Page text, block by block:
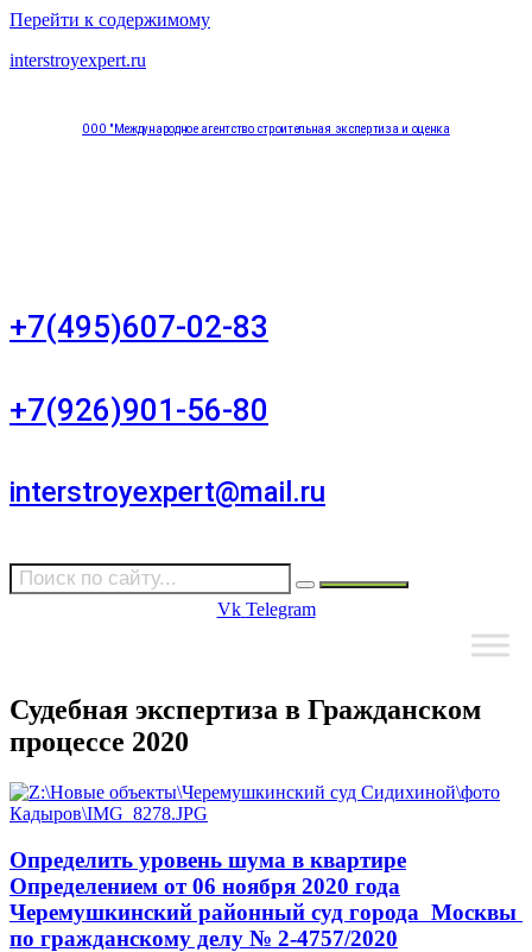
Перейти к содержимому
interstroyexpert.ru
ООО "Международное агентство строительная экспертиза и оценка
+7(495)607-02-83
+7(926)901-56-80
interstroyexpert@mail.ru
Vk Telegram
Судебная экспертиза в Гражданском
процессе 2020
Определить уровень шума в квартире
Определением от 06 ноября 2020 года
Черемушкинский районный суд города Москвы
по гражданскому делу № 2-4757/2020